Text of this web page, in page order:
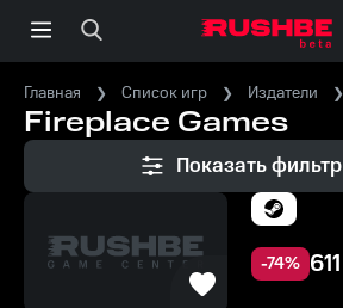
Главная Список игр Издатели
Fireplace Games
Показать
-74% 611